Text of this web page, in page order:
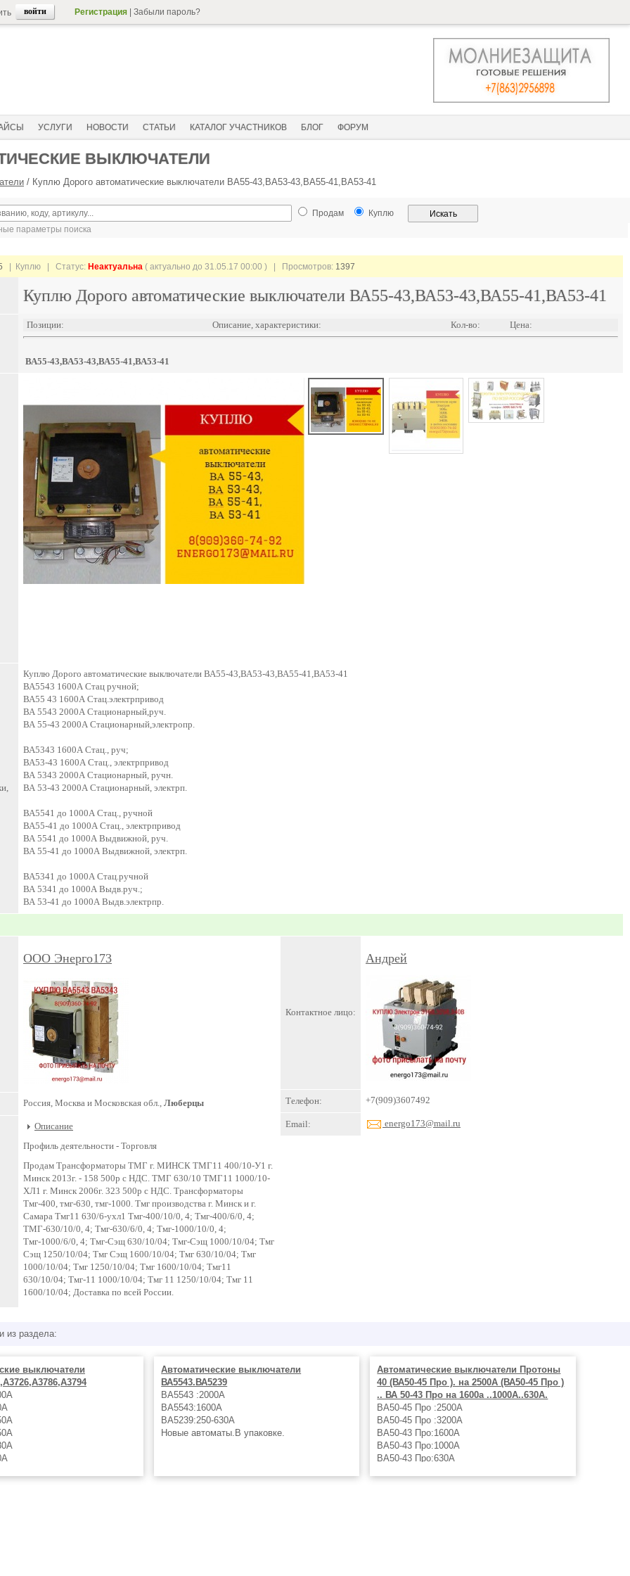
Регистрация Забыли пароль?
УСЛУГИ НОВОСТИ СТАТЬИ КАТАЛОГ УЧАСТНИКОВ БЛОГ ФОРУМ
ВЫКЛЮЧАТЕЛИ
/ Куплю Дорого автоматические выключатели ВА55-43,ВА53-43,ВА55-41,ВА53-41
Продам
Куплю
параметры поиска
| Куплю | Статус: Неактуальна ( актуально до 31.05.17 00:00 ) | Просмотров: 1397
Куплю Дорого автоматические выключатели ВА55-43,ВА53-43,ВА55-41,ВА53-41
Позиции: Описание, характеристики: Кол-во: Цена:
ВА55-43,ВА53-43,ВА55-41,ВА53-41
Куплю Дорого автоматические выключатели ВА55-43,ВА53-43,ВА55-41,ВА53-41
ВА5543 1600А Стац ручной;
ВА55 43 1600А Стац.электрпривод
ВА 5543 2000А Стационарный,руч.
ВА 55-43 2000А Стационарный,электропр.
ВА5343 1600А Стац., руч;
ВА53-43 1600А Стац., электрпривод
ВА 5343 2000А Стационарный, ручн.
ВА 53-43 2000А Стационарный, электрп.
ВА5541 до 1000А Стац., ручной
ВА55-41 до 1000А Стац., электрпривод
ВА 5541 до 1000А Выдвижной, руч.
ВА 55-41 до 1000А Выдвижной, электрп.
ВА5341 до 1000А Стац.ручной
ВА 5341 до 1000А Выдв.руч.;
ВА 53-41 до 1000А Выдв.электрпр.
ООО Энерго173
Россия, Москва и Московская обл., Люберцы
Описание
Профиль деятельности - Торговля
Продам Трансформаторы ТМГ г. МИНСК ТМГ11 400/10-У1 г.
Минск 2013г. - 158 500р с НДС. ТМГ 630/10 ТМГ11 1000/10-
ХЛ1 г. Минск 2006г. 323 500р с НДС. Трансформаторы
Тмг-400, тмг-630, тмг-1000. Тмг производства г. Минск и г.
Самара Тмг11 630/6-ухл1 Тмг-400/10/0, 4; Тмг-400/6/0, 4;
ТМГ-630/10/0, 4; Тмг-630/6/0, 4; Тмг-1000/10/0, 4;
Тмг-1000/6/0, 4; Тмг-Сэщ 630/10/04; Тмг-Сэщ 1000/10/04; Тмг
Сэщ 1250/10/04; Тмг Сэщ 1600/10/04; Тмг 630/10/04; Тмг
1000/10/04; Тмг 1250/10/04; Тмг 1600/10/04; Тмг11
630/10/04; Тмг-11 1000/10/04; Тмг 11 1250/10/04; Тмг 11
1600/10/04; Доставка по всей России.
Контактное лицо:
Андрей
Телефон: +7(909)3607492
Email: energo173@mail.ru
из раздела:
выключатели
Автоматические выключатели
ВА5543.ВА5239
ВА5543 :2000А
ВА5543:1600А
ВА5239:250-630А
Новые автоматы.В упаковке.
Автоматические выключатели Протоны
40 (ВА50-45 Про ). на 2500А (ВА50-45 Про )
.. ВА 50-43 Про на 1600а ..1000А..630А.
ВА50-45 Про :2500А
ВА50-45 Про :3200А
ВА50-43 Про:1600А
ВА50-43 Про:1000А
ВА50-43 Про:630А